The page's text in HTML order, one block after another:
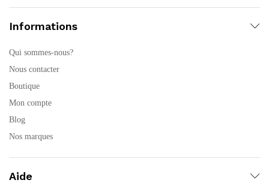
Informations
Qui sommes-nous?
Nous contacter
Boutique
Mon compte
Blog
Nos marques
Aide